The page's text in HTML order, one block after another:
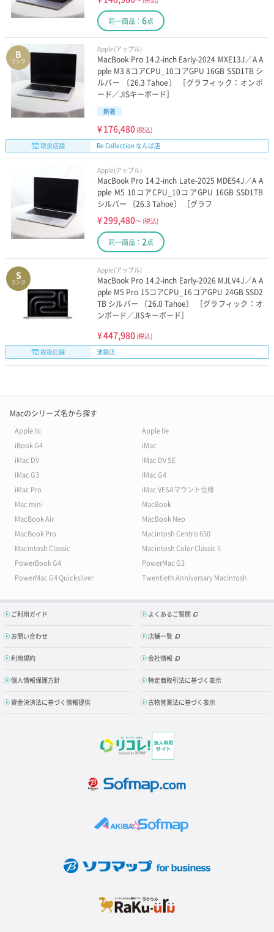
同一商品： 6点
B
ランク
Apple(アップル)
MacBook Pro 14.2-inch Early-2024 MXE13J／A A
pple M3 8コアCPU_10コアGPU 16GB SSD1TB シ
ルバー 〔26.3 Tahoe〕 ［グラフィック：オンボ
ード／JISキーボード］
新着
¥176,480 (税込)
取扱店舗
Re Collection なんば店
Apple(アップル)
MacBook Pro 14.2-inch Late-2025 MDE54J／A A
pple M5 10コアCPU_10コアGPU 16GB SSD1TB
シルバー 〔26.3 Tahoe〕 ［グラフ
¥299,480～ (税込)
同一商品： 2点
S
ランク
Apple(アップル)
MacBook Pro 14.2-inch Early-2026 MJLV4J／A A
pple M5 Pro 15コアCPU_16コアGPU 24GB SSD2
TB シルバー 〔26.0 Tahoe〕 ［グラフィック：オ
ンボード／JISキーボード］
¥447,980 (税込)
取扱店舗
池袋店
Macのシリーズ名から探す
Apple IIc
Apple IIe
iBook G4
iMac
iMac DV
iMac DV SE
iMac G3
iMac G4
iMac Pro
iMac VESAマウント仕様
Mac mini
MacBook
MacBook Air
MacBook Neo
MacBook Pro
Macintosh Centris 650
Macintosh Classic
Macintosh Color Classic II
PowerBook G4
PowerMac G3
PowerMac G4 Quicksilver
Twentieth Anniversary Macintosh
ご利用ガイド よくあるご質問
お問い合わせ 店舗一覧
利用規約 会社情報
個人情報保護方針 特定商取引法に基づく表示
資金決済法に基づく情報提供 古物営業法に基づく表示